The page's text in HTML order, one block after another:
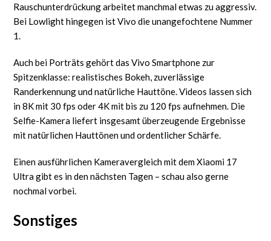
Rauschunterdrückung arbeitet manchmal etwas zu aggressiv.
Bei Lowlight hingegen ist Vivo die unangefochtene Nummer
1.
Auch bei Porträts gehört das Vivo Smartphone zur
Spitzenklasse: realistisches Bokeh, zuverlässige
Randerkennung und natürliche Hauttöne. Videos lassen sich
in 8K mit 30 fps oder 4K mit bis zu 120 fps aufnehmen. Die
Selfie-Kamera liefert insgesamt überzeugende Ergebnisse
mit natürlichen Hauttönen und ordentlicher Schärfe.
Einen ausführlichen Kameravergleich mit dem Xiaomi 17
Ultra gibt es in den nächsten Tagen – schau also gerne
nochmal vorbei.
Sonstiges